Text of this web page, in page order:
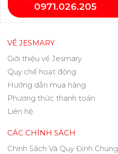
0971.026.205
VỀ JESMARY
Giới thiệu về Jesmary
Quy chế hoạt động
Hướng dẫn mua hàng
Phương thức thanh toán
Liên hệ
CÁC CHÍNH SÁCH
Chính Sách Và Quy Định Chung